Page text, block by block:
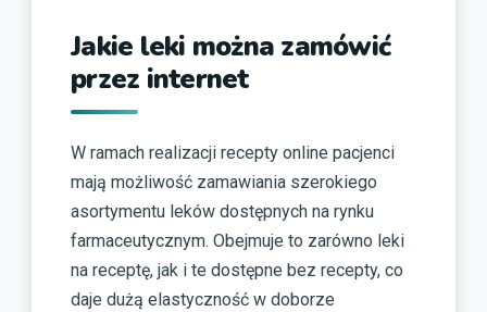
Jakie leki można zamówić
przez internet
W ramach realizacji recepty online pacjenci
mają możliwość zamawiania szerokiego
asortymentu leków dostępnych na rynku
farmaceutycznym. Obejmuje to zarówno leki
na receptę, jak i te dostępne bez recepty, co
daje dużą elastyczność w doborze